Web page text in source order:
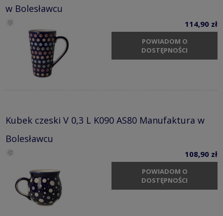
w Bolesławcu
114,90 zł
POWIADOM O
DOSTĘPNOŚCI
Kubek czeski V 0,3 L K090 AS80 Manufaktura w
Bolesławcu
108,90 zł
POWIADOM O
DOSTĘPNOŚCI